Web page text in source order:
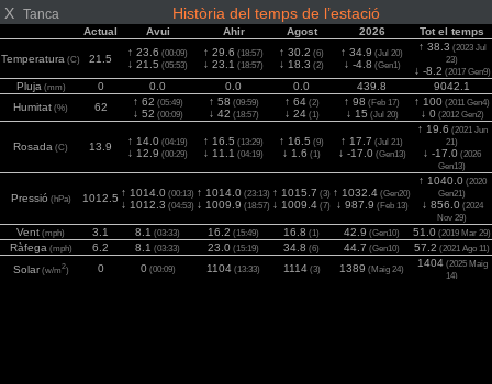
X Tanca Història del temps de l’estació
Actual Avui Ahir Agost 2026 Tot el temps
Temperatura (C) 21.5
↑ 23.6 (00:09)
↓ 21.5 (05:53)
↑ 29.6 (18:57)
↓ 23.1 (18:57)
↑ 30.2 (6)
↓ 18.3 (2)
↑ 34.9 (Jul 20)
↓ -4.8 (Gen1)
↑ 38.3 (2023 Jul
23)
↓ -8.2 (2017 Gen9)
Pluja(mm) 0 0.0 0.0 0.0 439.8
9042.1
Humitat (%) 62 ↑ 62 (05:49)
↓ 52 (00:09)
↑ 58 (09:59)
↓ 42 (18:57)
↑ 64(2)
↓ 24(1)
↑ 98 (Feb 17)
↓ 15 (Jul 20)
↑ 100 (2011 Gen4)
↓ 0(2012 Gen2)
Rosada (C) 13.9 ↑ 14.0 (04:19)
↓ 12.9 (00:29)
↑ 16.5 (13:29)
↓ 11.1 (04:19)
↑ 16.5 (9)
↓ 1.6 (1)
↑ 17.7 (Jul 21)
↓ -17.0(Gen13)
↑ 19.6 (2021 Jun
21)
↓ -17.0 (2026
Gen13)
Pressió (hPa) 1012.5 ↑ 1014.0 (00:13)
↓ 1012.3 (04:53)
↑ 1014.0 (23:13)
↓ 1009.9 (18:57)
↑ 1015.7 (3)
↓ 1009.4 (7)
↑ 1032.4 (Gen20)
↓ 987.9 (Feb 13)
↑ 1040.0(2020
Gen21)
↓ 856.0(2024
Nov 29)
Vent (mph) 3.1 8.1 (03:33) 16.2 (15:49) 16.8 (1) 42.9 (Gen10) 51.0 (2019 Mar 29)
Ràfega(mph) 6.2 8.1 (03:33) 23.0 (15:19) 34.8 (6) 44.7 (Gen10) 57.2 (2021 Ago 11)
Solar(w/m2) 0 0(00:09) 1104 (13:33) 1114(3) 1389 (Maig 24) 1404(2025 Maig
14)